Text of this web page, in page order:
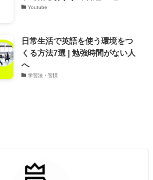
Youtube
日常生活で英語を使う環境をつ
くる方法7選 | 勉強時間がない人
へ
学習法・習慣